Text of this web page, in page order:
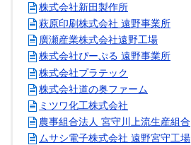
株式会社新田製作所
萩原印刷株式会社 遠野事業所
廣瀬産業株式会社遠野工場
株式会社ぴーぷる 遠野事業所
株式会社プラテック
株式会社道の奥ファーム
ミツワ化工株式会社
農事組合法人 宮守川上流生産組合
ムサシ電子株式会社 遠野宮守工場